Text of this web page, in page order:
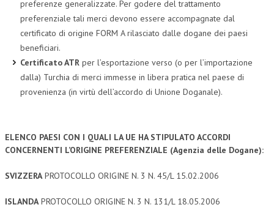
preferenze generalizzate. Per godere del trattamento
preferenziale tali merci devono essere accompagnate dal
certificato di origine FORM A rilasciato dalle dogane dei paesi
beneficiari.
Certificato ATR per l’esportazione verso (o per l’importazione
dalla) Turchia di merci immesse in libera pratica nel paese di
provenienza (in virtù dell’accordo di Unione Doganale).
ELENCO PAESI CON I QUALI LA UE HA STIPULATO ACCORDI
CONCERNENTI L’ORIGINE PREFERENZIALE (Agenzia delle Dogane):
SVIZZERAPROTOCOLLO ORIGINE N. 3 N. 45/L 15.02.2006
ISLANDAPROTOCOLLO ORIGINE N. 3 N. 131/L 18.05.2006